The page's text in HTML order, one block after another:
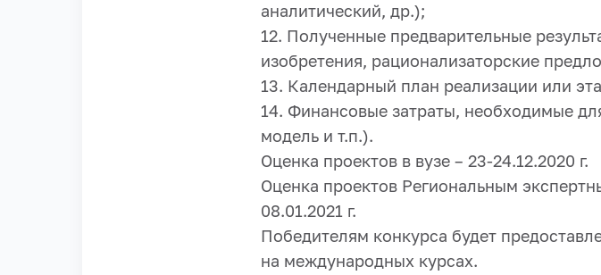
аналитический, др.);
12. Полученные предварительные
изобретения, рационализаторские
13. Календарный план реализации или
14. Финансовые затраты, необходимые
модель и т.п.).
Оценка проектов в вузе – 23-24.12.2020 г.
Оценка проектов Региональным
08.01.2021 г.
Победителям конкурса будет
на международных курсах.